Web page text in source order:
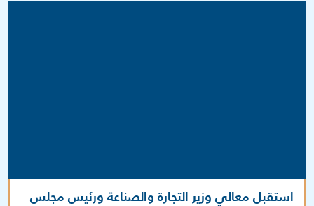
استقبل معالي وزير التجارة والصناعة ورئيس مجلس